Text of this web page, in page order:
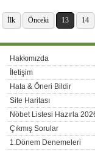
İlk Önceki 13 14
Hakkımızda
İletişim
Hata & Öneri Bildir
Site Haritası
Nöbet Listesi Hazırla
Çıkmış Sorular
1.Dönem Denemeleri